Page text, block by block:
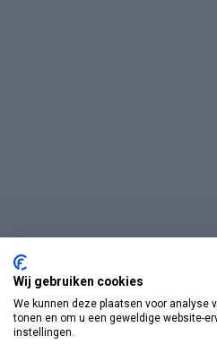
Wij gebruiken cookies
We kunnen deze plaatsen voor analyse
tonen en om u een geweldige website-
instellingen.